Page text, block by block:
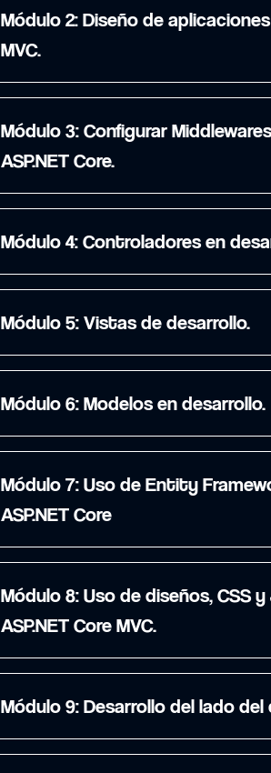
Módulo 2: Diseño de aplicaciones web ASP.NET Core
MVC.
Módulo 3: Configurar Middlewares y Servicios en
ASP.NET Core.
Módulo 4: Controladores en
Módulo 5: Vistas de desarrollo.
Módulo 6: Modelos en desarrollo.
Módulo 7: Uso de Entity Framework Core en
ASP.NET Core
Módulo 8: Uso de diseños, CSS y JavaScript en
ASP.NET Core MVC.
Módulo 9: Desarrollo del lado